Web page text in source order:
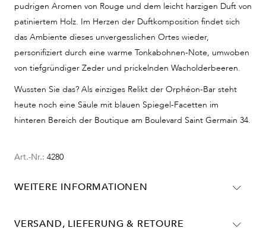
pudrigen Aromen von Rouge und dem leicht harzigen Duft von
patiniertem Holz. Im Herzen der Duftkomposition findet sich
das Ambiente dieses unvergesslichen Ortes wieder,
personifiziert durch eine warme Tonkabohnen-Note, umwoben
von tiefgründiger Zeder und prickelnden Wacholderbeeren.
Wussten Sie das? Als einziges Relikt der Orphéon-Bar steht
heute noch eine Säule mit blauen Spiegel-Facetten im
hinteren Bereich der Boutique am Boulevard Saint Germain 34.
Art.-Nr.: 4280
WEITERE INFORMATIONEN
Olfaktorische Überraschung: Jasmin
VERSAND, LIEFERUNG & RETOURE